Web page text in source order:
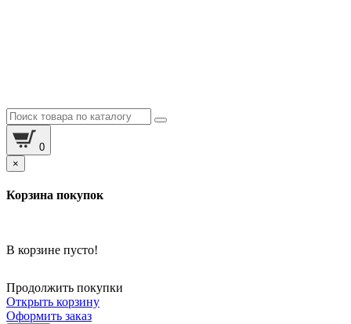
0
×
Корзина покупок
В корзине пусто!
Продолжить покупки
Открыть корзину
Оформить заказ